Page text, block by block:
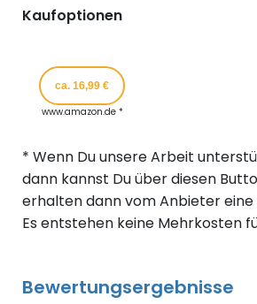
Kaufoptionen
ca. 16,99 €
www.amazon.de *
* Wenn Du unsere Arbeit
dann kannst Du über diesen
erhalten dann vom Anbieter eine
Es entstehen keine Mehrkosten
Bewertungsergebnisse